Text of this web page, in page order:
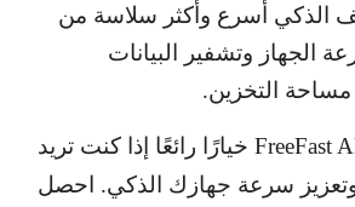
الذكي أسرع وأكثر سلاسة من
الجهاز وتشفير البيانات
التخزين.
FreeFastخيارًا رائعًا إذا كنت تريد
وتعزيز سرعة جهازك الذكي. احصل